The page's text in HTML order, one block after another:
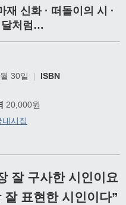
신화 · 떠돌이의 시 ·
달처럼…
30일 |
ISBN
20,000원
내시집
잘 구사한 시인이요
잘 표현한 시인이다”